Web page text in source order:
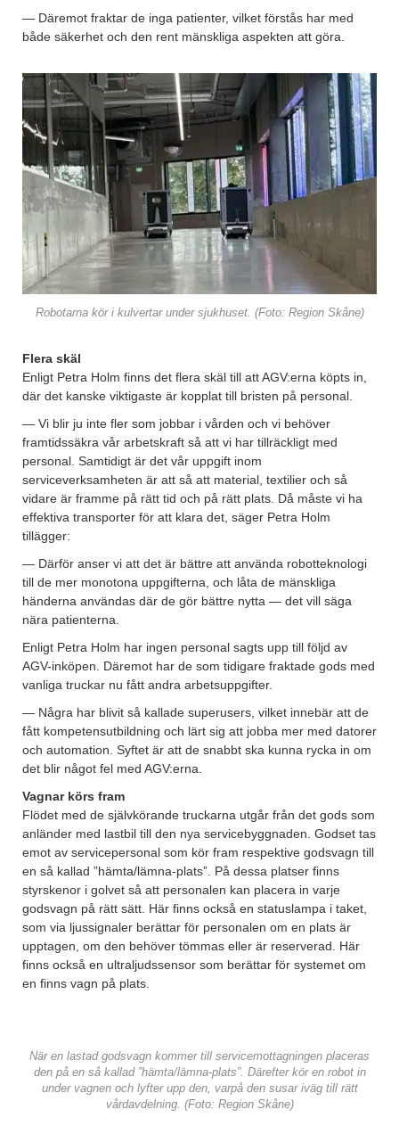
— Däremot fraktar de inga patienter, vilket förstås har med
både säkerhet och den rent mänskliga aspekten att göra.
Robotarna kör i kulvertar under sjukhuset. (Foto: Region Skåne)
Flera skäl
Enligt Petra Holm finns det flera skäl till att AGV:erna köpts in,
där det kanske viktigaste är kopplat till bristen på personal.
— Vi blir ju inte fler som jobbar i vården och vi behöver
framtidssäkra vår arbetskraft så att vi har tillräckligt med
personal. Samtidigt är det vår uppgift inom
serviceverksamheten är att så att material, textilier och så
vidare är framme på rätt tid och på rätt plats. Då måste vi ha
effektiva transporter för att klara det, säger Petra Holm
tillägger:
— Därför anser vi att det är bättre att använda robotteknologi
till de mer monotona uppgifterna, och låta de mänskliga
händerna användas där de gör bättre nytta — det vill säga
nära patienterna.
Enligt Petra Holm har ingen personal sagts upp till följd av
AGV-inköpen. Däremot har de som tidigare fraktade gods med
vanliga truckar nu fått andra arbetsuppgifter.
— Några har blivit så kallade superusers, vilket innebär att de
fått kompetensutbildning och lärt sig att jobba mer med datorer
och automation. Syftet är att de snabbt ska kunna rycka in om
det blir något fel med AGV:erna.
Vagnar körs fram
Flödet med de självkörande truckarna utgår från det gods som
anländer med lastbil till den nya servicebyggnaden. Godset tas
emot av servicepersonal som kör fram respektive godsvagn till
en så kallad ”hämta/lämna-plats”. På dessa platser finns
styrskenor i golvet så att personalen kan placera in varje
godsvagn på rätt sätt. Här finns också en statuslampa i taket,
som via ljussignaler berättar för personalen om en plats är
upptagen, om den behöver tömmas eller är reserverad. Här
finns också en ultraljudssensor som berättar för systemet om
en finns vagn på plats.
När en lastad godsvagn kommer till servicemottagningen placeras
den på en så kallad ”hämta/lämna-plats”. Därefter kör en robot in
under vagnen och lyfter upp den, varpå den susar iväg till rätt
vårdavdelning. (Foto: Region Skåne)